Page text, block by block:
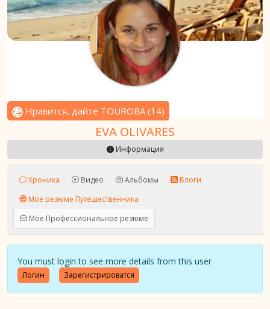
Нравится, дайте TOUROBA(14)
EVA OLIVARES
Информация
Хроника Видео Альбомы
Блоги
Мое резюме Путешественника
Мое Профессиональное резюме
You must login to see more details from this user
Логин Зарегистрироватся